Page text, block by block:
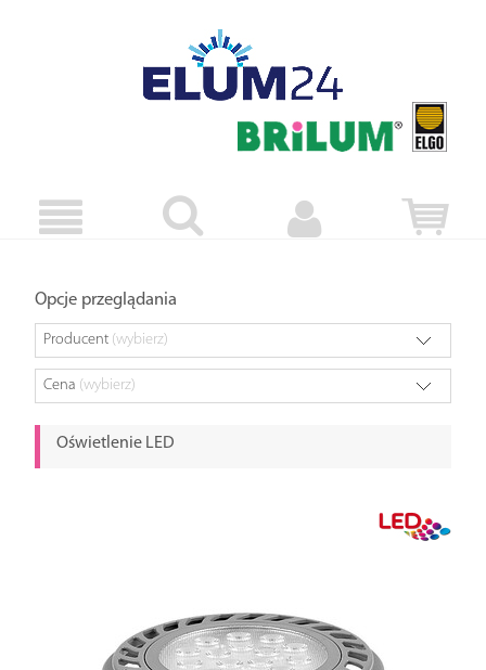
Opcje przeglądania
Producent (wybierz)
Cena (wybierz)
Oświetlenie LED